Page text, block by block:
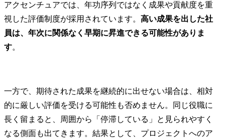
アクセンチュアでは、年功序列ではなく成果や貢献度を重
視した評価制度が採用されています。 高い成果を出した社
員は、年次に関係なく早期に昇進できる可能性がありま
す。
一方で、期待された成果を継続的に出せない場合は、相対
的に厳しい評価を受ける可能性も否めません。同じ役職に
長く留まると、周囲から「停滞している」と見られやすく
なる側面も出てきます。結果として、プロジェクトへのア